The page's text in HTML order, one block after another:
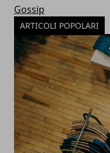
Gossip
ARTICOLI POPOLARI